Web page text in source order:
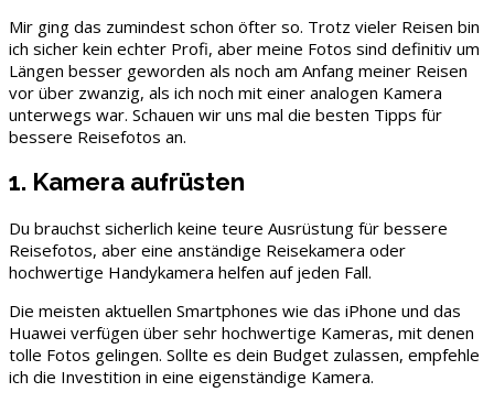
Mir ging das zumindest schon öfter so. Trotz vieler Reisen bin
ich sicher kein echter Profi, aber meine Fotos sind definitiv um
Längen besser geworden als noch am Anfang meiner Reisen
vor über zwanzig, als ich noch mit einer analogen Kamera
unterwegs war. Schauen wir uns mal die besten Tipps für
bessere Reisefotos an.
1. Kamera aufrüsten
Du brauchst sicherlich keine teure Ausrüstung für bessere
Reisefotos, aber eine anständige Reisekamera oder
hochwertige Handykamera helfen auf jeden Fall.
Die meisten aktuellen Smartphones wie das iPhone und das
Huawei verfügen über sehr hochwertige Kameras, mit denen
tolle Fotos gelingen. Sollte es dein Budget zulassen, empfehle
ich die Investition in eine eigenständige Kamera.